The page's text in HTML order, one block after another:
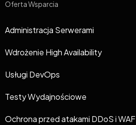
Oferta Wsparcia
Administracja Serwerami
Wdrożenie High Availability
Usługi DevOps
Testy Wydajnościowe
Ochrona przed atakami DDoS i WAF